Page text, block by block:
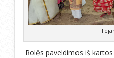
Rolės paveldimos iš